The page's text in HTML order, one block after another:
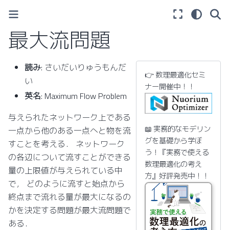
最大流問題
👉 数理最適化セミ
ナー開催中！！
📖 実務的なモデリン
グを基礎から学ぼ
う！『実務で使える
数理最適化の考え
方』好評発売中！！
読み: さいだいりゅうもんだ
い
英名: Maximum Flow Problem
与えられたネットワーク上である
一点から他のある一点へと物を流
すことを考える． ネットワーク
の各辺について流すことができる
量の上限値が与えられている中
で， どのように流すと始点から
終点まで流れる量が最大になるの
かを決定する問題が最大流問題で
ある．